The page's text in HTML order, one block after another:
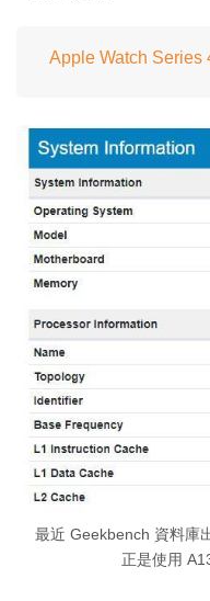
Apple Watch Series
最近 Geekbench 資料庫
正是使用